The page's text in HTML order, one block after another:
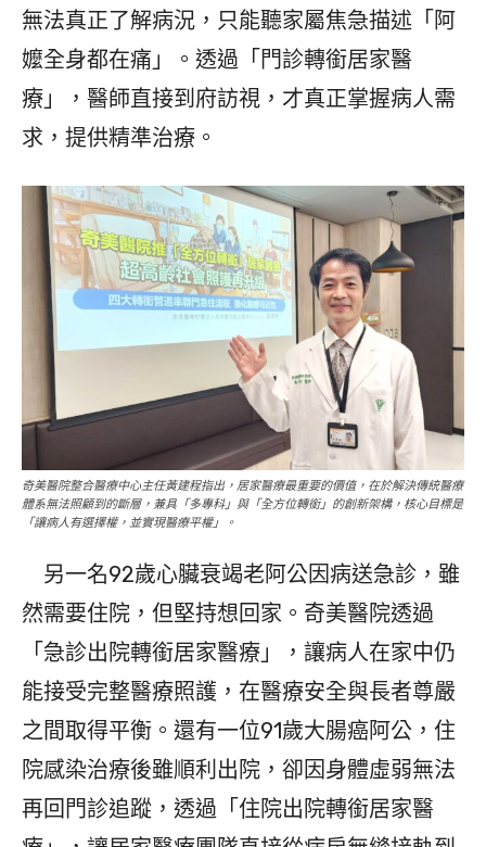
無法真正了解病況，只能聽家屬焦急描述「阿
嬤全身都在痛」。透過「門診轉銜居家醫
療」，醫師直接到府訪視，才真正掌握病人需
求，提供精準治療。
奇美醫院整合醫療中心主任黃建程指出，居家醫療最重要的價值，在於解決傳統醫療
體系無法照顧到的斷層，兼具「多專科」與「全方位轉銜」的創新架構，核心目標是
「讓病人有選擇權，並實現醫療平權」。
另一名92歲心臟衰竭老阿公因病送急診，雖
然需要住院，但堅持想回家。奇美醫院透過
「急診出院轉銜居家醫療」，讓病人在家中仍
能接受完整醫療照護，在醫療安全與長者尊嚴
之間取得平衡。還有一位91歲大腸癌阿公，住
院感染治療後雖順利出院，卻因身體虛弱無法
再回門診追蹤，透過「住院出院轉銜居家醫